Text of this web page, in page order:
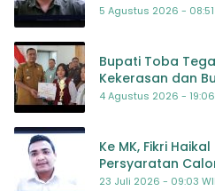
5 Agustus 2026 - 08:51
Bupati Toba
Kekerasan dan
Dorong
4 Agustus 2026 - 19:06
Ke MK, Fikri
Persyaratan
Kompetensi
23 Juli 2026 - 09:03